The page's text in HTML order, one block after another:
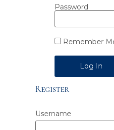
Password
Remember
Alternative:
Register
Username